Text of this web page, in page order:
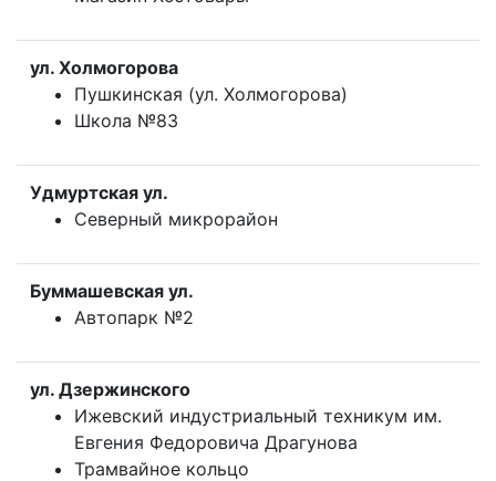
ул. Холмогорова
Пушкинская (ул. Холмогорова)
Школа №83
Удмуртская ул.
Северный микрорайон
Буммашевская ул.
Автопарк №2
ул. Дзержинского
Ижевский индустриальный техникум им.
Евгения Федоровича Драгунова
Трамвайное кольцо